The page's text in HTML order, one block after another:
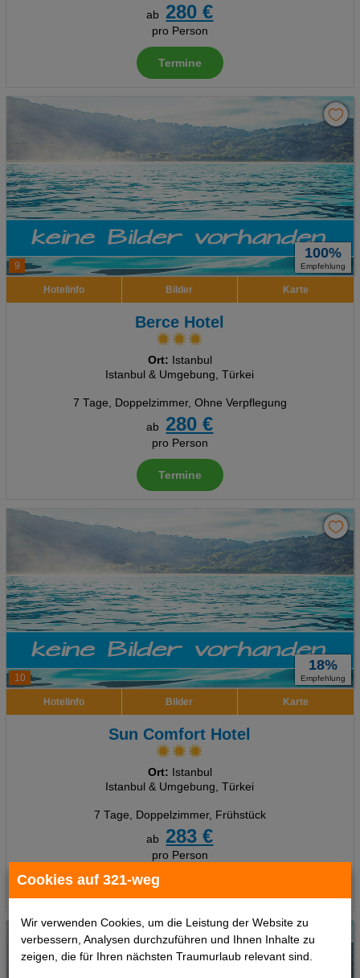
Cookies auf 321-weg
Wir verwenden Cookies, um die Leistung der Website zu
verbessern, Analysen durchzuführen und Ihnen Inhalte zu
zeigen, die für Ihren nächsten Traumurlaub relevant sind.
ab
280 €
pro Person
Termine
9
100%
Empfehlung
Hotelinfo Bilder Karte
Berce Hotel
Ort: Istanbul
Istanbul & Umgebung, Türkei
7 Tage, Doppelzimmer, Ohne Verpflegung
ab
280 €
pro Person
Termine
10
18%
Empfehlung
Hotelinfo Bilder Karte
Sun Comfort Hotel
Ort: Istanbul
Istanbul & Umgebung, Türkei
7 Tage, Doppelzimmer, Frühstück
ab
283 €
pro Person
Termine